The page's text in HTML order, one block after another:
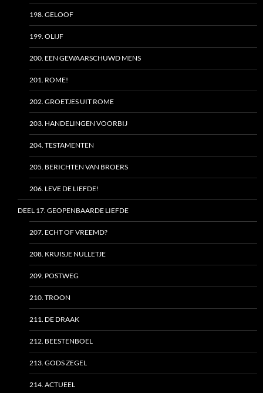
198. GELOOF
199. OLIJF
200. EEN GEWAARSCHUWD MENS
201. ROME!
202. GROETJES UIT ROME
203. HANDELINGEN VOORBIJ
204. TESTAMENTEN
205. BERICHTEN VAN BROERS
206. LEVE DE LIEFDE!
DEEL 17. GEOPENBAARDE LIEFDE
207. ECHT OF VREEMD?
208. KRUISJE NULLETJE
209. POSTWEG
210. TROON
211. DE DRAAK
212. BEESTENBOEL
213. GODS ZEGEL
214. ACTUEEL